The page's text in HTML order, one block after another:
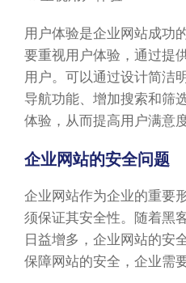
用户体验是企业网站成功
要重视用户体验，通过提
用户。可以通过设计简洁
导航功能、增加搜索和筛
体验，从而提高用户满意
企业网站的安全问题
企业网站作为企业的重要
须保证其安全性。随着黑
日益增多，企业网站的安
保障网站的安全，企业需